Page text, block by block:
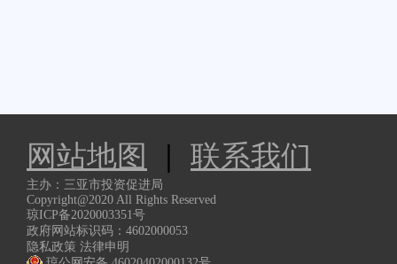
网站地图 | 联系我们
主办：三亚市投资促进局
Copyright@2020 All Rights Reserved
琼ICP备2020003351号
政府网站标识码：4602000053
隐私政策 法律申明